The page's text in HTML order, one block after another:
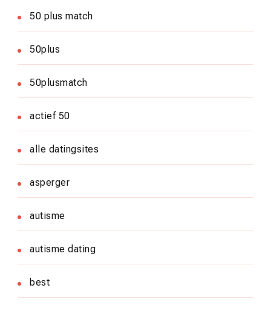
50 plus match
50plus
50plusmatch
actief 50
alle datingsites
asperger
autisme
autisme dating
best